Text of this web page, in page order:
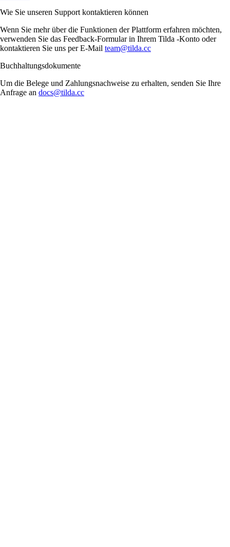
Wie Sie unseren Support kontaktieren können
Wenn Sie mehr über die Funktionen der Plattform erfahren möchten,
verwenden Sie das Feedback-Formular in Ihrem Tilda -Konto oder
kontaktieren Sie uns per E-Mail team@tilda.cc
Buchhaltungsdokumente
Um die Belege und Zahlungsnachweise zu erhalten, senden Sie Ihre
Anfrage an docs@tilda.cc